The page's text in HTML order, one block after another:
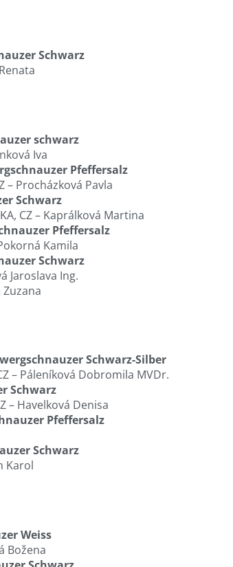
Schwarz
schwarz
Iva
Pfeffersalz
– Procházková Pavla
Schwarz
CZ – Kaprálková Martina
Pfeffersalz
Kamila
Schwarz
Jaroslava Ing.
Zuzana
Schwarz-Silber
CZ – Páleníková Dobromila MVDr.
Schwarz
– Havelková Denisa
Pfeffersalz
Schwarz
Karol
Weiss
Božena